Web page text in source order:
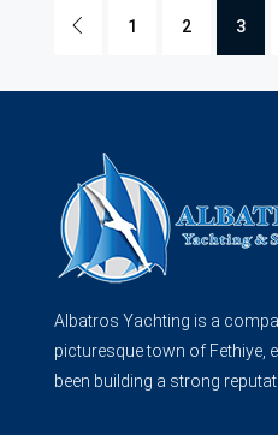
1 2 3
Albatros Yachting is a
picturesque town of Fethiye,
been building a strong